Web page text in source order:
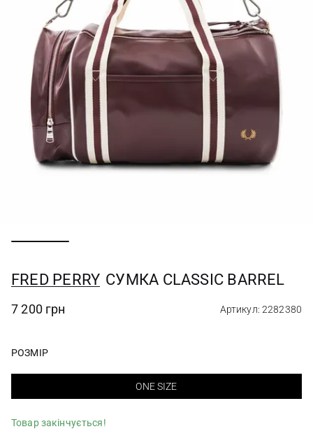
FRED PERRY СУМКА CLASSIC BARREL
7 200 грн Артикул: 2282380
РОЗМІР
ONE SIZE
Товар закінчується!